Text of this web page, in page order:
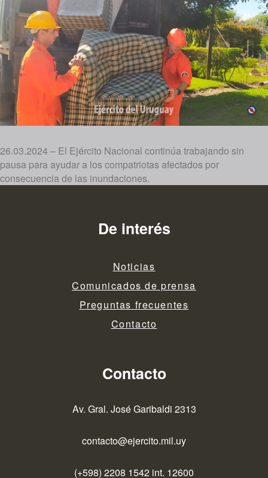
26.03.2024 – El Ejército Nacional continúa trabajando sin
pausa para ayudar a los compatriotas afectados por
consecuencia de las inundaciones.
De interés
Noticias
Comunicados de prensa
Preguntas frecuentes
Contacto
Contacto
Av. Gral. José Garibaldi 2313
contacto@ejercito.mil.uy
(+598) 2208 1542 int. 12600